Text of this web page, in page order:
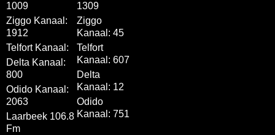
1009
Ziggo Kanaal:
1912
Telfort Kanaal:
Delta Kanaal:
800
Odido Kanaal:
2063
Laarbeek 106.8
Fm
1309
Ziggo
Kanaal: 45
Telfort
Kanaal: 607
Delta
Kanaal: 12
Odido
Kanaal: 751